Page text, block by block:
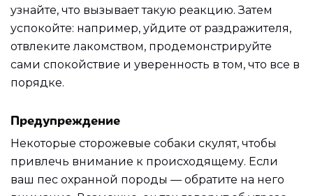
узнайте, что вызывает такую реакцию. Затем
успокойте: например, уйдите от раздражителя,
отвлеките лакомством, продемонстрируйте
сами спокойствие и уверенность в том, что все в
порядке.
Предупреждение
Некоторые сторожевые собаки скулят, чтобы
привлечь внимание к происходящему. Если
ваш пес охранной породы — обратите на него